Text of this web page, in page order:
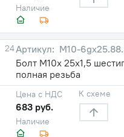
Наличие
24
М10-
Болт М10х 25х1,5
полная резьба
Наличие
Цена с НДС
683 руб.
К схеме